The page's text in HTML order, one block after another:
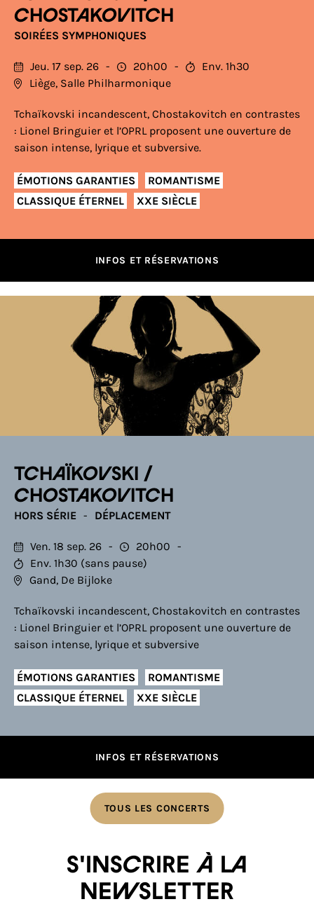
TOUS LES CONCERTS
CHOSTAKOVITCH
SOIRÉES SYMPHONIQUES
Jeu. 17 sep. 26 20h00
Env. 1h30
Liège, Salle Philharmonique
Tchaïkovski incandescent, Chostakovitch en contrastes
: Lionel Bringuier et l’OPRL proposent une ouverture de
saison intense, lyrique et subversive.
ÉMOTIONS GARANTIES
ROMANTISME
CLASSIQUE ÉTERNEL
XXE SIÈCLE
INFOS ET RÉSERVATIONS
TCHAÏKOVSKI /
CHOSTAKOVITCH
HORS SÉRIE DÉPLACEMENT
Ven. 18 sep. 26
20h00
Env. 1h30 (sans pause)
Gand, De Bijloke
Tchaïkovski incandescent, Chostakovitch en contrastes
: Lionel Bringuier et l’OPRL proposent une ouverture de
saison intense, lyrique et subversive
ÉMOTIONS GARANTIES
ROMANTISME
CLASSIQUE ÉTERNEL
XXE SIÈCLE
INFOS ET RÉSERVATIONS
S'inscrire à la
newsletter